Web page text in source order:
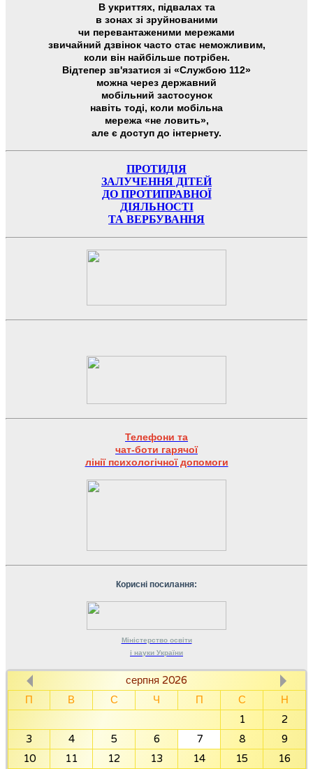
В укриттях, підвалах та
в зонах зі зруйнованими
чи перевантаженими мережами
звичайний дзвінок часто стає неможливим,
коли він найбільше потрібен.
Відтепер зв'язатися зі «Службою 112»
можна через державний
мобільний застосунок
навіть тоді, коли мобільна
мережа «не ловить»,
але є доступ до інтернету.
ПРОТИДІЯ
ЗАЛУЧЕННЯ ДІТЕЙ
ДО ПРОТИПРАВНОЇ
ДІЯЛЬНОСТІ
ТА ВЕРБУВАННЯ
Телефони та
чат-боти гарячої
лінії психологічної допомоги
Корисні посилання:
Міністерство освіти
і науки України
серпня 2026
П
В С Ч П С
Н
1
2
3
4 5 6 7 8
9
10
11 12 13 14 15 16